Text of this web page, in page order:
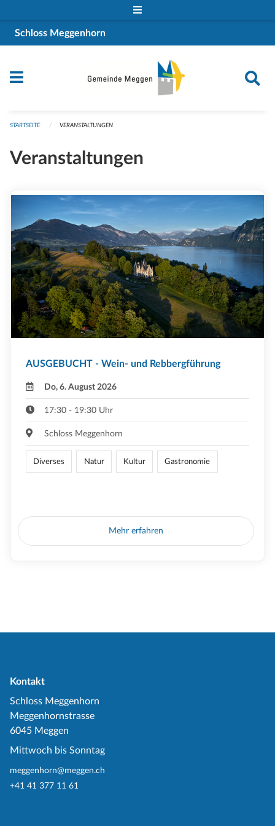
Schloss Meggenhorn
STARTSEITE VERANSTALTUNGEN
Veranstaltungen
AUSGEBUCHT - Wein- und Rebbergführung
Do, 6. August 2026
17:30 - 19:30 Uhr
Schloss Meggenhorn
Diverses Natur Kultur Gastronomie
Mehr erfahren
Kontakt
Schloss Meggenhorn
Meggenhornstrasse
6045 Meggen
Mittwoch bis Sonntag
meggenhorn@meggen.ch
+41 41 377 11 61